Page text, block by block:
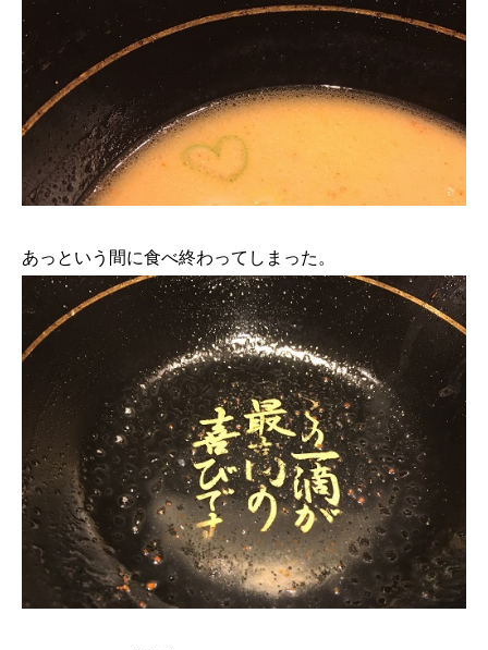
あっという間に食べ終わってしまった。